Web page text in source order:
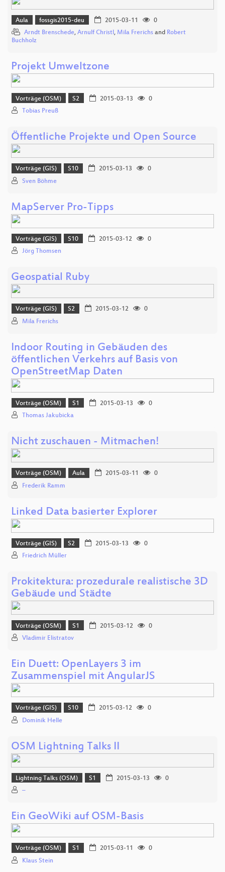
Aula fossgis2015-deu 2015-03-11
0
Arndt Brenschede, Arnulf Christl, Mila Frerichs and Robert
Buchholz
Projekt Umweltzone
Vorträge (OSM) S2 2015-03-13
0
Tobias Preuß
Öffentliche Projekte und Open Source
Vorträge (GIS) S10 2015-03-13
0
Sven Böhme
MapServer Pro-Tipps
Vorträge (GIS) S10 2015-03-12
0
Jörg Thomsen
Geospatial Ruby
Vorträge (GIS) S2 2015-03-12
0
Mila Frerichs
Indoor Routing in Gebäuden des
öffentlichen Verkehrs auf Basis von
OpenStreetMap Daten
Vorträge (OSM) S1 2015-03-13
0
Thomas Jakubicka
Nicht zuschauen - Mitmachen!
Vorträge (OSM) Aula 2015-03-11
0
Frederik Ramm
Linked Data basierter Explorer
Vorträge (GIS) S2 2015-03-13
0
Friedrich Müller
Prokitektura: prozedurale realistische 3D
Gebäude und Städte
Vorträge (OSM) S1 2015-03-12
0
Vladimir Elistratov
Ein Duett: OpenLayers 3 im
Zusammenspiel mit AngularJS
Vorträge (GIS) S10 2015-03-12
0
Dominik Helle
OSM Lightning Talks II
Lightning Talks (OSM) S1 2015-03-13
0
–
Ein GeoWiki auf OSM-Basis
Vorträge (OSM) S1 2015-03-11
0
Klaus Stein